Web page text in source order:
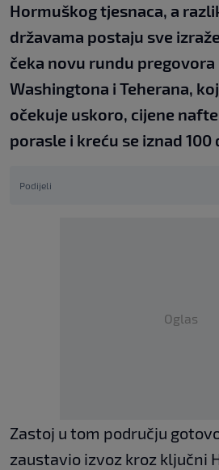
Hormuškog tjesnaca, a
državama postaju sve
čeka novu rundu pregovora
Washingtona i Teherana,
očekuje uskoro, cijene
porasle i kreću se iznad
Podijeli
Oglas
Zastoj u tom području
zaustavio izvoz kroz ključni